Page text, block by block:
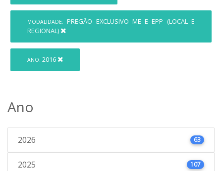
MODALIDADE: PREGÃO EXCLUSIVO ME E EPP (LOCAL E
REGIONAL)
ANO: 2016
Ano
2026 63
2025 107